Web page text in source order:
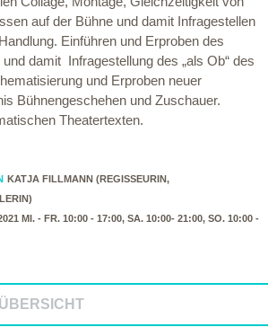
auf der Bühne und damit Infragestellen
Einführen und Erproben des
damit Infragestellung des „als Ob“ des
und Erproben neuer
Bühnengeschehen und Zuschauer.
Theatertexten.
KATJA FILLMANN (REGISSEURIN,
MI. - FR. 10:00 - 17:00, SA. 10:00- 21:00, SO. 10:00 -